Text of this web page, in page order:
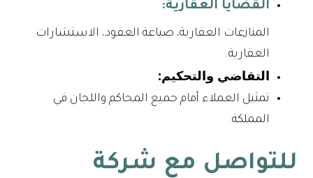
القضايا العقارية:
المنازعات العقارية، صياغة العقود، الاستشارات
العقارية.
التقاضي والتحكيم:
تمثيل العملاء أمام جميع المحاكم واللجان في
المملكة.
للتواصل مع شركة